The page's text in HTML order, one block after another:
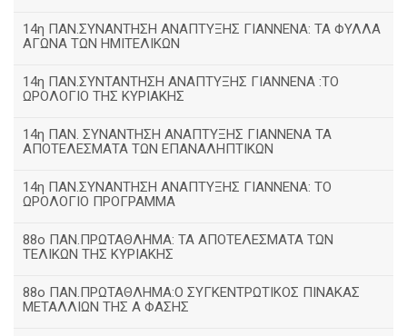
14η ΠΑΝ.ΣΥΝΑΝΤΗΣΗ ΑΝΑΠΤΥΞΗΣ ΓΙΑΝΝΕΝΑ: ΤΑ ΦΥΛΛΑ
ΑΓΩΝΑ ΤΩΝ ΗΜΙΤΕΛΙΚΩΝ
14η ΠΑΝ.ΣΥΝΤΑΝΤΗΣΗ ΑΝΑΠΤΥΞΗΣ ΓΙΑΝΝΕΝΑ :ΤΟ
ΩΡΟΛΟΓΙΟ ΤΗΣ ΚΥΡΙΑΚΗΣ
14η ΠΑΝ. ΣΥΝΑΝΤΗΣΗ ΑΝΑΠΤΥΞΗΣ ΓΙΑΝΝΕΝΑ ΤΑ
ΑΠΟΤΕΛΕΣΜΑΤΑ ΤΩΝ ΕΠΑΝΑΛΗΠΤΙΚΩΝ
14η ΠΑΝ.ΣΥΝΑΝΤΗΣΗ ΑΝΑΠΤΥΞΗΣ ΓΙΑΝΝΕΝΑ: ΤΟ
ΩΡΟΛΟΓΙΟ ΠΡΟΓΡΑΜΜΑ
88ο ΠΑΝ.ΠΡΩΤΑΘΛΗΜΑ: ΤΑ ΑΠΟΤΕΛΕΣΜΑΤΑ ΤΩΝ
ΤΕΛΙΚΩΝ ΤΗΣ ΚΥΡΙΑΚΗΣ
88ο ΠΑΝ.ΠΡΩΤΑΘΛΗΜΑ:Ο ΣΥΓΚΕΝΤΡΩΤΙΚΟΣ ΠΙΝΑΚΑΣ
ΜΕΤΑΛΛΙΩΝ ΤΗΣ Α ΦΑΣΗΣ